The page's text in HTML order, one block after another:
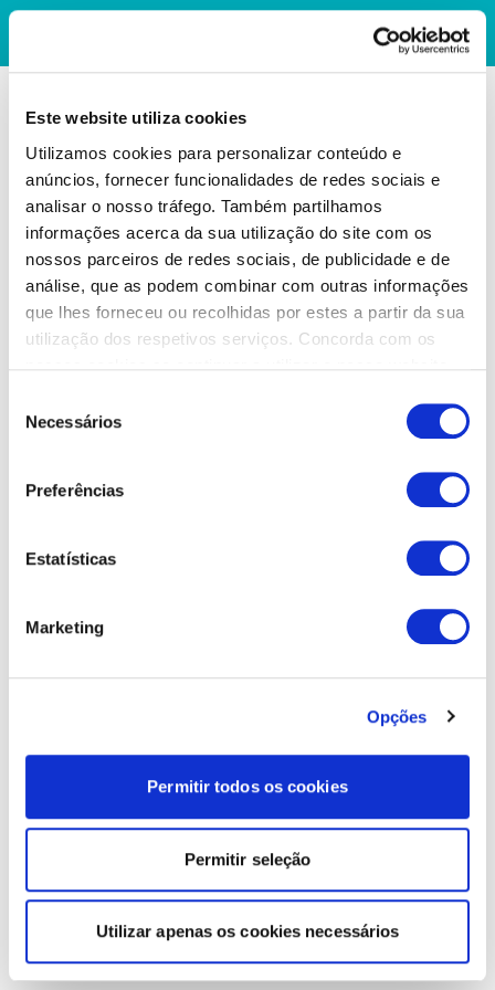
Este website utiliza cookies
Utilizamos cookies para personalizar conteúdo e
anúncios, fornecer funcionalidades de redes sociais e
analisar o nosso tráfego. Também partilhamos
informações acerca da sua utilização do site com os
nossos parceiros de redes sociais, de publicidade e de
análise, que as podem combinar com outras informações
que lhes forneceu ou recolhidas por estes a partir da sua
utilização dos respetivos serviços. Concorda com os
Necessários
Preferências
Estatísticas
Marketing
Opções
Permitir todos os cookies
Permitir seleção
Utilizar apenas os cookies necessários